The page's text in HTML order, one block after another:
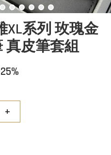
XL系列 玫瑰金
真皮筆套組
+